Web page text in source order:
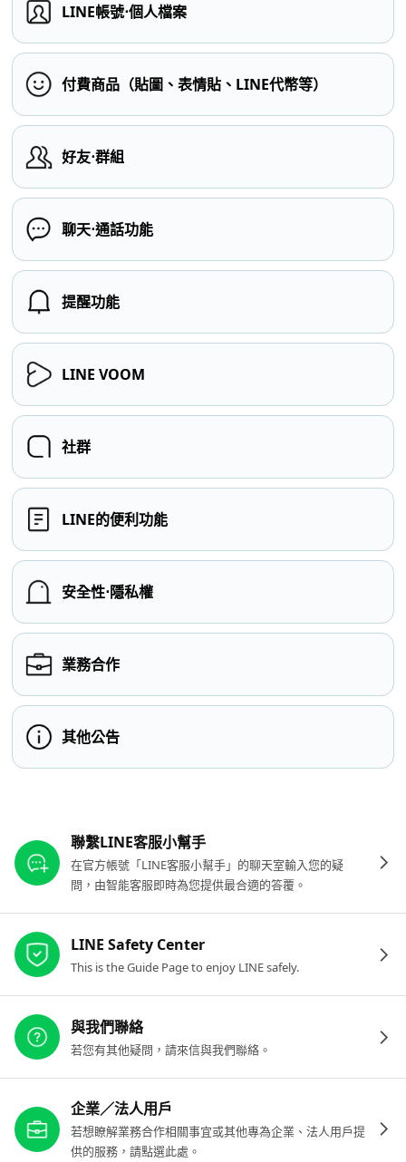
LINE帳號⋅個人檔案
付費商品（貼圖、表情貼、LINE代幣等）
好友⋅群組
聊天⋅通話功能
提醒功能
LINE VOOM
社群
LINE的便利功能
安全性⋅隱私權
業務合作
其他公告
聯繫LINE客服小幫手
在官方帳號「LINE客服小幫手」的聊天室輸入您的疑
問，由智能客服即時為您提供最合適的答覆。
LINE Safety Center
This is the Guide Page to enjoy LINE safely.
與我們聯絡
若您有其他疑問，請來信與我們聯絡。
企業／法人用戶
若想瞭解業務合作相關事宜或其他專為企業、法人用戶提
供的服務，請點選此處。